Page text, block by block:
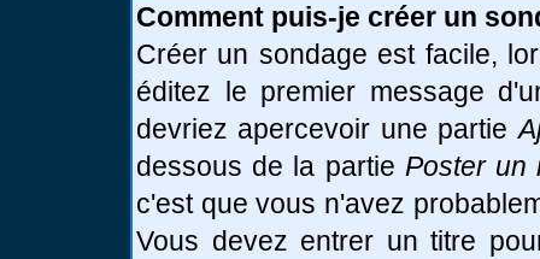
Comment puis-je créer un
Créer un sondage est facile,
éditez le premier message
devriez apercevoir une partie
dessous de la partie Poster un
c'est que vous n'avez
Vous devez entrer un titre